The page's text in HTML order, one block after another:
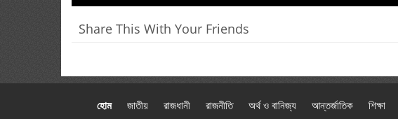
Share This With Your Friends
হোম জাতীয় রাজধানী রাজনীতি অর্থ ও বানিজ্য আন্তর্জাতিক শিক্ষা